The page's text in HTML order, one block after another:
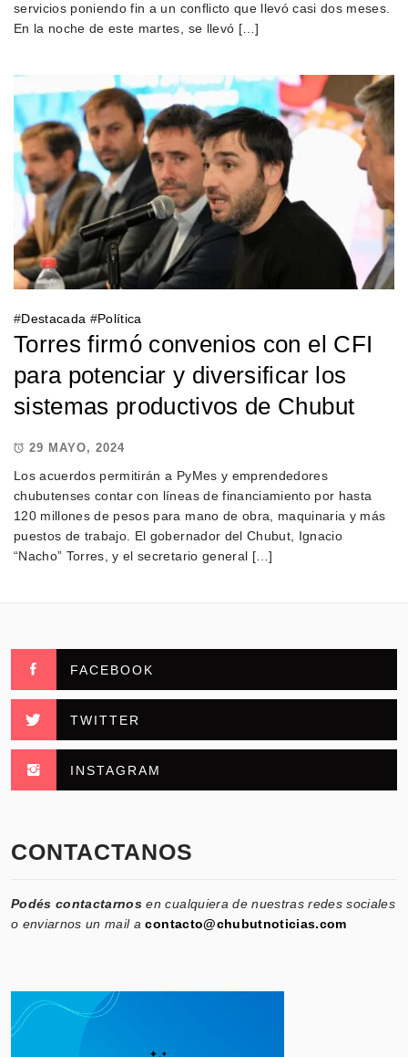
servicios poniendo fin a un conflicto que llevó casi dos meses.
En la noche de este martes, se llevó […]
#Destacada #Política
Torres firmó convenios con el CFI
para potenciar y diversificar los
sistemas productivos de Chubut
29 MAYO, 2024
Los acuerdos permitirán a PyMes y emprendedores
chubutenses contar con líneas de financiamiento por hasta
120 millones de pesos para mano de obra, maquinaria y más
puestos de trabajo. El gobernador del Chubut, Ignacio
“Nacho” Torres, y el secretario general […]
FACEBOOK
TWITTER
INSTAGRAM
CONTACTANOS
Podés contactarnos en cualquiera de nuestras redes sociales
o enviarnos un mail acontacto@chubutnoticias.com